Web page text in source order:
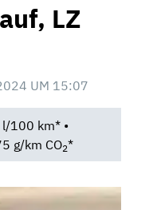
LZ
UM 15:07
100 km* •
g/km CO2*